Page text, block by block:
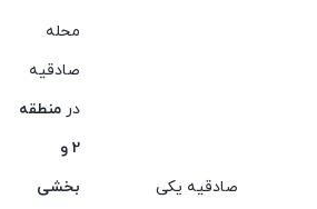
صادقیه یکی
محله
صادقیه
در منطقه
2 و
بخشی